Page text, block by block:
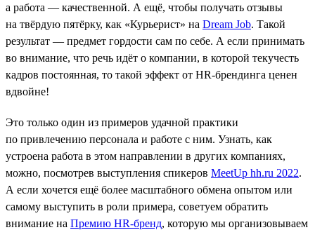
а работа — качественной. А ещё, чтобы получать отзывы
на твёрдую пятёрку, как «Курьерист» на Dream Job. Такой
результат — предмет гордости сам по себе. А если принимать
во внимание, что речь идёт о компании, в которой текучесть
кадров постоянная, то такой эффект от HR-брендинга ценен
вдвойне!
Это только один из примеров удачной практики
по привлечению персонала и работе с ним. Узнать, как
устроена работа в этом направлении в других компаниях,
можно, посмотрев выступления спикеров MeetUp hh.ru 2022.
А если хочется ещё более масштабного обмена опытом или
самому выступить в роли примера, советуем обратить
внимание на Премию HR-бренд, которую мы организовываем